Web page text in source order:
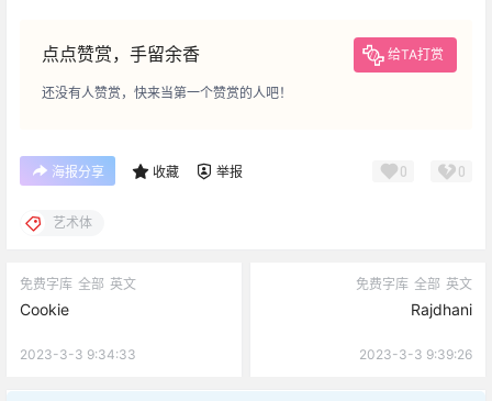
点点赞赏，手留余香 给TA打赏
还没有人赞赏，快来当第一个赞赏的人吧！
海报分享 收藏 举报 0 0
艺术体
免费字库 全部 英文
Cookie
2023-3-3 9:34:33
免费字库 全部 英文
Rajdhani
2023-3-3 9:39:26